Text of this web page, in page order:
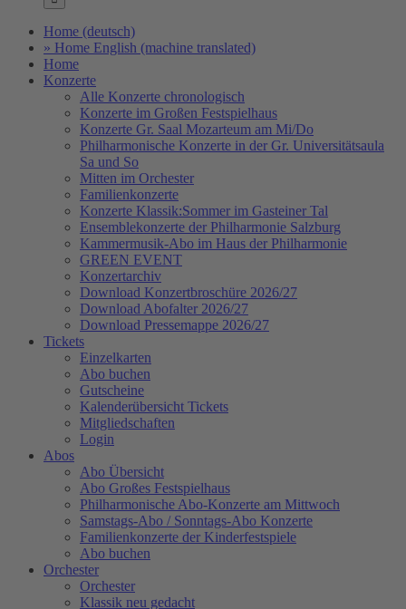
Home (deutsch)
» Home English (machine translated)
Home
Konzerte
Alle Konzerte chronologisch
Konzerte im Großen Festspielhaus
Konzerte Gr. Saal Mozarteum am Mi/Do
Philharmonische Konzerte in der Gr. Universitätsaula
Sa und So
Mitten im Orchester
Familienkonzerte
Konzerte Klassik:Sommer im Gasteiner Tal
Ensemblekonzerte der Philharmonie Salzburg
Kammermusik-Abo im Haus der Philharmonie
GREEN EVENT
Konzertarchiv
Download Konzertbroschüre 2026/27
Download Abofalter 2026/27
Download Pressemappe 2026/27
Tickets
Einzelkarten
Abo buchen
Gutscheine
Kalenderübersicht Tickets
Mitgliedschaften
Login
Abos
Abo Übersicht
Abo Großes Festspielhaus
Philharmonische Abo-Konzerte am Mittwoch
Samstags-Abo / Sonntags-Abo Konzerte
Familienkonzerte der Kinderfestspiele
Abo buchen
Orchester
Orchester
Klassik neu gedacht